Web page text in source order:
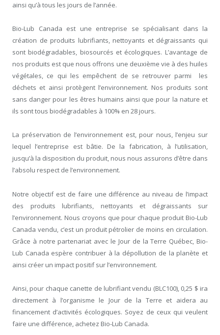
ainsi qu’à tous les jours de l’année.
Bio-Lub Canada est une entreprise se spécialisant dans la
création de produits lubrifiants, nettoyants et dégraissants qui
sont biodégradables, biosourcés et écologiques. L’avantage de
nos produits est que nous offrons une deuxième vie à des huiles
végétales, ce qui les empêchent de se retrouver parmi les
déchets et ainsi protègent l’environnement. Nos produits sont
sans danger pour les êtres humains ainsi que pour la nature et
ils sont tous biodégradables à 100% en 28 jours.
La préservation de l’environnement est, pour nous, l’enjeu sur
lequel l’entreprise est bâtie. De la fabrication, à l’utilisation,
jusqu’à la disposition du produit, nous nous assurons d’être dans
l’absolu respect de l’environnement.
Notre objectif est de faire une différence au niveau de l’impact
des produits lubrifiants, nettoyants et dégraissants sur
l’environnement. Nous croyons que pour chaque produit Bio-Lub
Canada vendu, c’est un produit pétrolier de moins en circulation.
Grâce à notre partenariat avec le Jour de la Terre Québec, Bio-
Lub Canada espère contribuer à la dépollution de la planète et
ainsi créer un impact positif sur l’environnement.
Ainsi, pour chaque canette de lubrifiant vendu (BLC100), 0,25 $ ira
directement à l’organisme le Jour de la Terre et aidera au
financement d’activités écologiques. Soyez de ceux qui veulent
faire une différence, achetez Bio-Lub Canada.